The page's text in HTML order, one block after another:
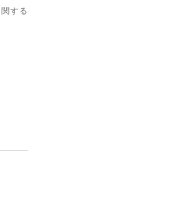
する